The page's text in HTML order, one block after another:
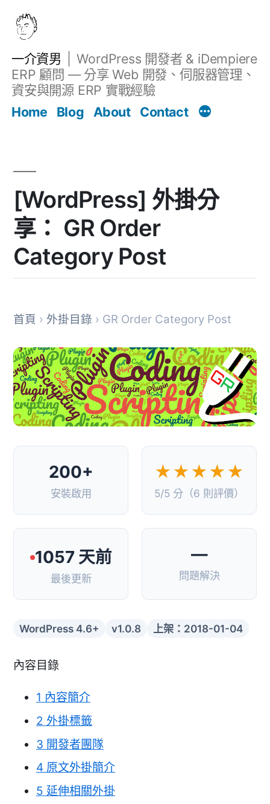
一介資男
WordPress 開發者 & iDempiere
ERP 顧問 — 分享 Web 開發、伺服器管理、
資安與開源 ERP 實戰經驗
Home
Blog About Contact
[WordPress] 外掛分
享： GR Order
Category Post
首頁 › 外掛目錄 › GR Order Category Post
200+
安裝啟用
★★★★★
5/5 分（6 則評價）
1057 天前
最後更新
—
問題解決
WordPress 4.6+ v1.0.8 上架：2018-01-04
內容目錄
1 內容簡介
2 外掛標籤
3 開發者團隊
4 原文外掛簡介
5 延伸相關外掛
文章